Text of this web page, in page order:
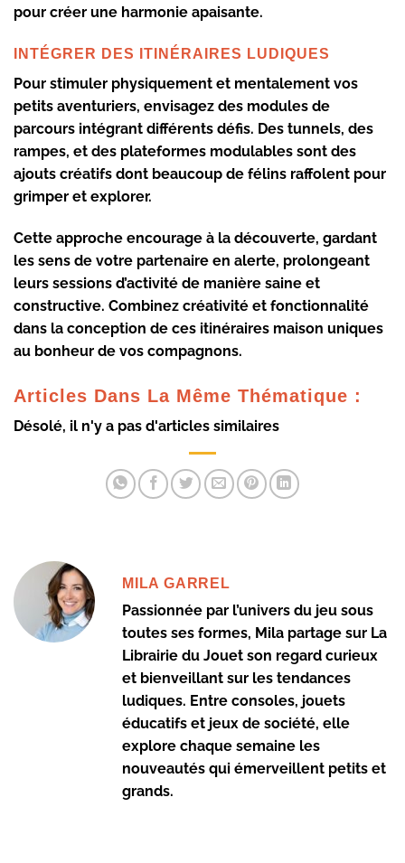
pour créer une harmonie apaisante.
INTÉGRER DES ITINÉRAIRES LUDIQUES
Pour stimuler physiquement et mentalement vos
petits aventuriers, envisagez des modules de
parcours intégrant différents défis. Des tunnels, des
rampes, et des plateformes modulables sont des
ajouts créatifs dont beaucoup de félins raffolent pour
grimper et explorer.
Cette approche encourage à la découverte, gardant
les sens de votre partenaire en alerte, prolongeant
leurs sessions d’activité de manière saine et
constructive. Combinez créativité et fonctionnalité
dans la conception de ces itinéraires maison uniques
au bonheur de vos compagnons.
Articles Dans La Même Thématique :
Désolé, il n'y a pas d'articles similaires
MILA GARREL
Passionnée par l’univers du jeu sous
toutes ses formes, Mila partage sur La
Librairie du Jouet son regard curieux
et bienveillant sur les tendances
ludiques. Entre consoles, jouets
éducatifs et jeux de société, elle
explore chaque semaine les
nouveautés qui émerveillent petits et
grands.